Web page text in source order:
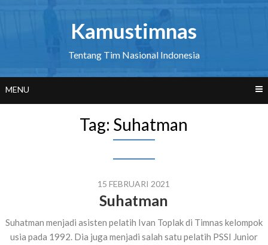
Kamustimnas
Tentang Tim Nasional Indonesia
MENU
Tag: Suhatman
15 FEBRUARI 2021
Suhatman
Suhatman menjadi asisten pelatih Ivan Toplak di Timnas kelompok
usia pada 1992. Dia juga menjadi salah satu pelatih PSSI Junior